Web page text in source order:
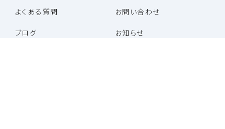
よくある質問
ブログ
お問い合わせ
お知らせ